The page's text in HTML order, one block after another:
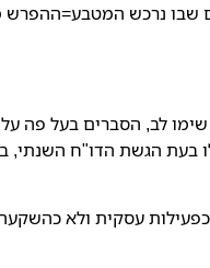
שבו נרכש המטבע=ההפרש
לב, הסברים בעל פה
בעת הגשת הדו"ח השנתי,
עסקית ולא